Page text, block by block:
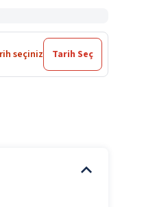
seçiniz Tarih Seç